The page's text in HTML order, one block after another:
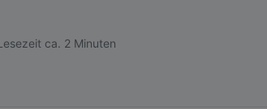
ca. 2 Minuten